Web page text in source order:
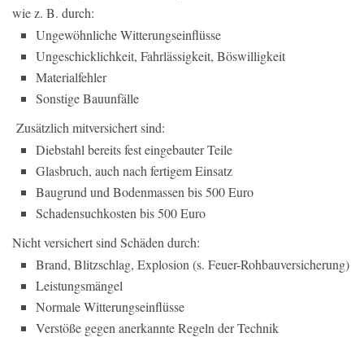
wie z. B. durch:
Ungewöhnliche Witterungseinflüsse
Ungeschicklichkeit, Fahrlässigkeit, Böswilligkeit
Materialfehler
Sonstige Bauunfälle
Zusätzlich mitversichert sind:
Diebstahl bereits fest eingebauter Teile
Glasbruch, auch nach fertigem Einsatz
Baugrund und Bodenmassen bis 500 Euro
Schadensuchkosten bis 500 Euro
Nicht versichert sind Schäden durch:
Brand, Blitzschlag, Explosion (s. Feuer-Rohbauversicherung)
Leistungsmängel
Normale Witterungseinflüsse
Verstöße gegen anerkannte Regeln der Technik